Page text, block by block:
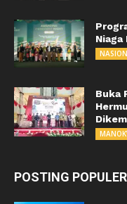
Niaga
Buka
POSTING POPULER